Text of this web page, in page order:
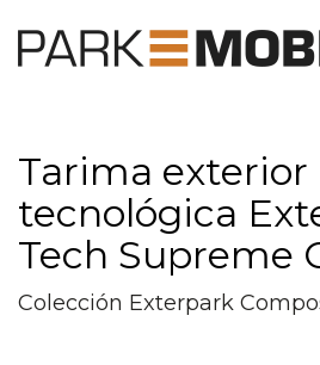
Tarima exterior
tecnológica
Tech Supreme
Colección Exterpark